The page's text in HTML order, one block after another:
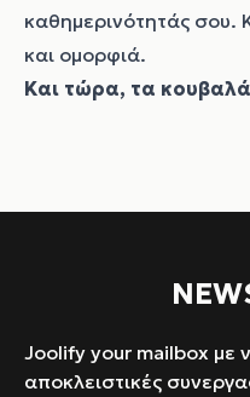
καθημερινότητάς σου.
και ομορφιά.
Και τώρα, τα
Joolify your mailbox με
αποκλειστικές